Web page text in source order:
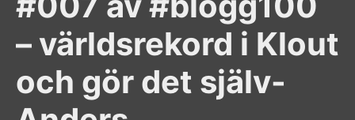
– världsrekord i Klout
och gör det själv-